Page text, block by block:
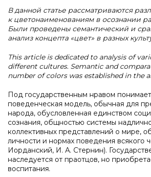
В данной статье рассматриваются
к цветонаименованиям в осознании
Были проведены семантический и
анализ концепта «цвет» в разных
This article is dedicated to analysis of
different cultures. Semantic and
number of colors was established in the
Под государственным нравом
поведенческая модель, обычная для
народа, обусловленная единством
сознания, общностью системы
коллективных представлений о мире,
личности и нормах поведения всякого
Иорданский, И. А. Стернин).
наследуется от праотцов, но
воспитания.